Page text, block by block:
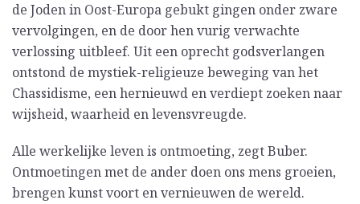
de Joden in Oost-Europa gebukt gingen onder zware
vervolgingen, en de door hen vurig verwachte
verlossing uitbleef. Uit een oprecht godsverlangen
ontstond de mystiek-religieuze beweging van het
Chassidisme, een hernieuwd en verdiept zoeken naar
wijsheid, waarheid en levensvreugde.
Alle werkelijke leven is ontmoeting, zegt Buber.
Ontmoetingen met de ander doen ons mens groeien,
brengen kunst voort en vernieuwen de wereld.